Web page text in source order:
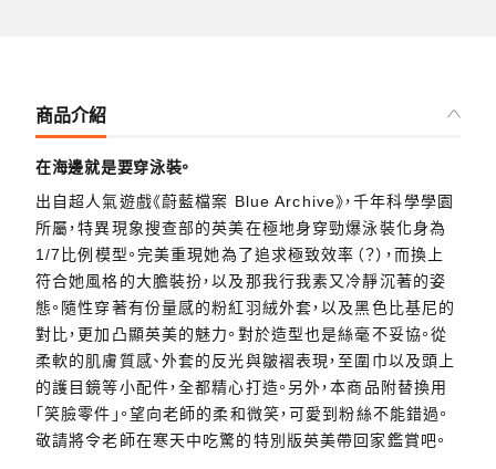
商品介紹
在海邊就是要穿泳裝。
出自超人氣遊戲《蔚藍檔案 Blue Archive》，千年科學學園
所屬，特異現象搜查部的英美在極地身穿勁爆泳裝化身為
1/7比例模型。完美重現她為了追求極致效率（？），而換上
符合她風格的大膽裝扮，以及那我行我素又冷靜沉著的姿
態。隨性穿著有份量感的粉紅羽絨外套，以及黑色比基尼的
對比，更加凸顯英美的魅力。對於造型也是絲毫不妥協。從
柔軟的肌膚質感、外套的反光與皺褶表現，至圍巾以及頭上
的護目鏡等小配件，全都精心打造。另外，本商品附替換用
「笑臉零件」。望向老師的柔和微笑，可愛到粉絲不能錯過。
敬請將令老師在寒天中吃驚的特別版英美帶回家鑑賞吧。